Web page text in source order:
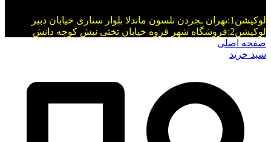
لوکیشن1:تهران ـجردن نلسون ماندلا بلوار ستاری خیابان دبیر
لوکیشن2:فروشگاه شهر قروه خیابان تختی نبش کوچه دانش
صفحه اصلی
سبد خرید